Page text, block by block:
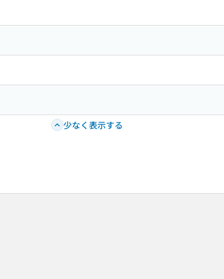
少なく表示する